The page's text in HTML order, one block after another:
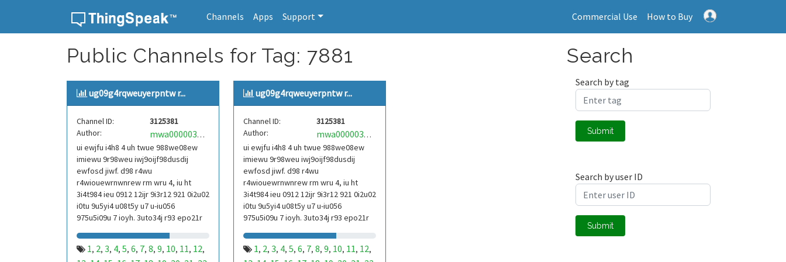
Channels Apps Support Commercial Use How to Buy
Public Channels for Tag: 7881
ug09g4rqweuyerpntw r...
Channel ID:
3125381
Author:
mwa0000039304101
ui ewjfu i4h8 4 uh twue 988we08ew
imiewu 9r98weu iwj9oijf98dusdij
ewfosd jiwf. d98 r4wu
r4wiouewrnwnrew rm wru 4, iu ht
3i4t984 ieu 0912 12ijr 9i3r12 921 0i2u02
i0tu 9u5yi4 u08t5y u7 u-iu056
975u5i09u 7 ioyh. 3uto34j r93 epo21r
1, 2, 3, 4, 5, 6, 7, 8, 9, 10, 11, 12,
ug09g4rqweuyerpntw r...
Channel ID:
3125381
Author:
mwa0000039304101
ui ewjfu i4h8 4 uh twue 988we08ew
imiewu 9r98weu iwj9oijf98dusdij
ewfosd jiwf. d98 r4wu
r4wiouewrnwnrew rm wru 4, iu ht
3i4t984 ieu 0912 12ijr 9i3r12 921 0i2u02
i0tu 9u5yi4 u08t5y u7 u-iu056
975u5i09u 7 ioyh. 3uto34j r93 epo21r
1, 2, 3, 4, 5, 6, 7, 8, 9, 10, 11, 12,
Search
Search by tag
Submit
Search by user ID
Submit